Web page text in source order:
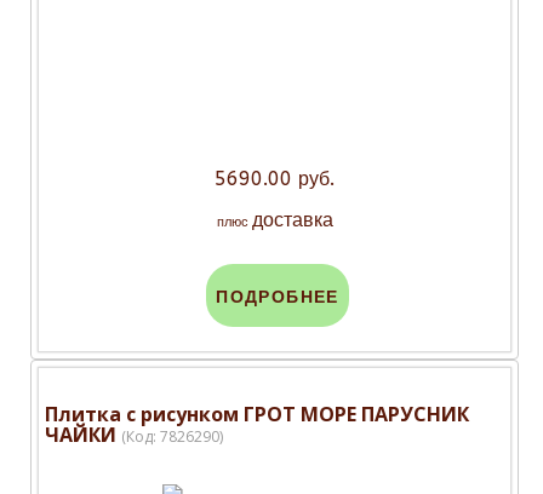
5690.00 руб.
плюс доставка
ПОДРОБНЕЕ
Плитка с рисунком ГРОТ МОРЕ ПАРУСНИК
ЧАЙКИ (Код: 7826290)